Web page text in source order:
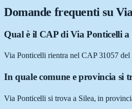
Domande frequenti su
Qual è il CAP di Via Ponticelli a
Via Ponticelli rientra nel CAP 31057
In quale comune e provincia si
Via Ponticelli si trova a Silea, in